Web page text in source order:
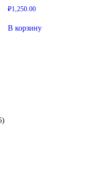
₽1,250.00
В корзину
5